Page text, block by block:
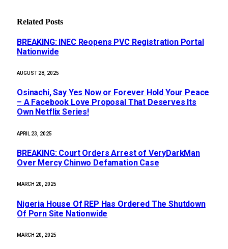
Related Posts
BREAKING: INEC Reopens PVC Registration Portal
Nationwide
AUGUST 28, 2025
Osinachi, Say Yes Now or Forever Hold Your Peace
– A Facebook Love Proposal That Deserves Its
Own Netflix Series!
APRIL 23, 2025
BREAKING: Court Orders Arrest of VeryDarkMan
Over Mercy Chinwo Defamation Case
MARCH 20, 2025
Nigeria House Of REP Has Ordered The Shutdown
Of Porn Site Nationwide
MARCH 20, 2025